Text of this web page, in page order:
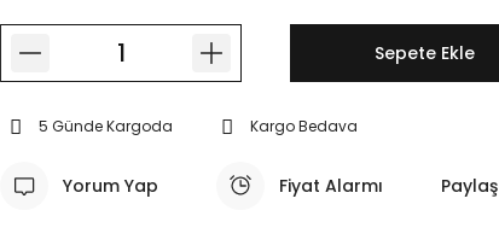
Sepete Ekle
5 Günde Kargoda Kargo Bedava
Yorum Yap Fiyat Alarmı Paylaş